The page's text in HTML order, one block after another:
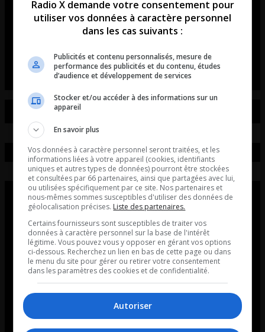
révolutionne les rassemblements
de voitures et de motos!
L’entrevue avec David Beaudoin
Radio X demande votre consentement pour
utiliser vos données à caractère personnel
dans les cas suivants :
Publicités et contenu personnalisés, mesure de
performance des publicités et du contenu, études
d’audience et développement de services
Stocker et/ou accéder à des informations sur un
appareil
En savoir plus
Vos données à caractère personnel seront traitées, et les
informations liées à votre appareil (cookies, identifiants
uniques et autres types de données) pourront être stockées
et consultées par 66 partenaires, ainsi que partagées avec lui,
ou utilisées spécifiquement par ce site. Nos partenaires et
nous-mêmes sommes susceptibles d'utiliser des données de
géolocalisation précises. Liste des partenaires.
Certains fournisseurs sont susceptibles de traiter vos
données à caractère personnel sur la base de l'intérêt
légitime. Vous pouvez vous y opposer en gérant vos options
ci-dessous. Recherchez un lien en bas de cette page ou dans
le menu du site pour gérer ou retirer votre consentement
dans les paramètres des cookies et de confidentialité.
Autoriser